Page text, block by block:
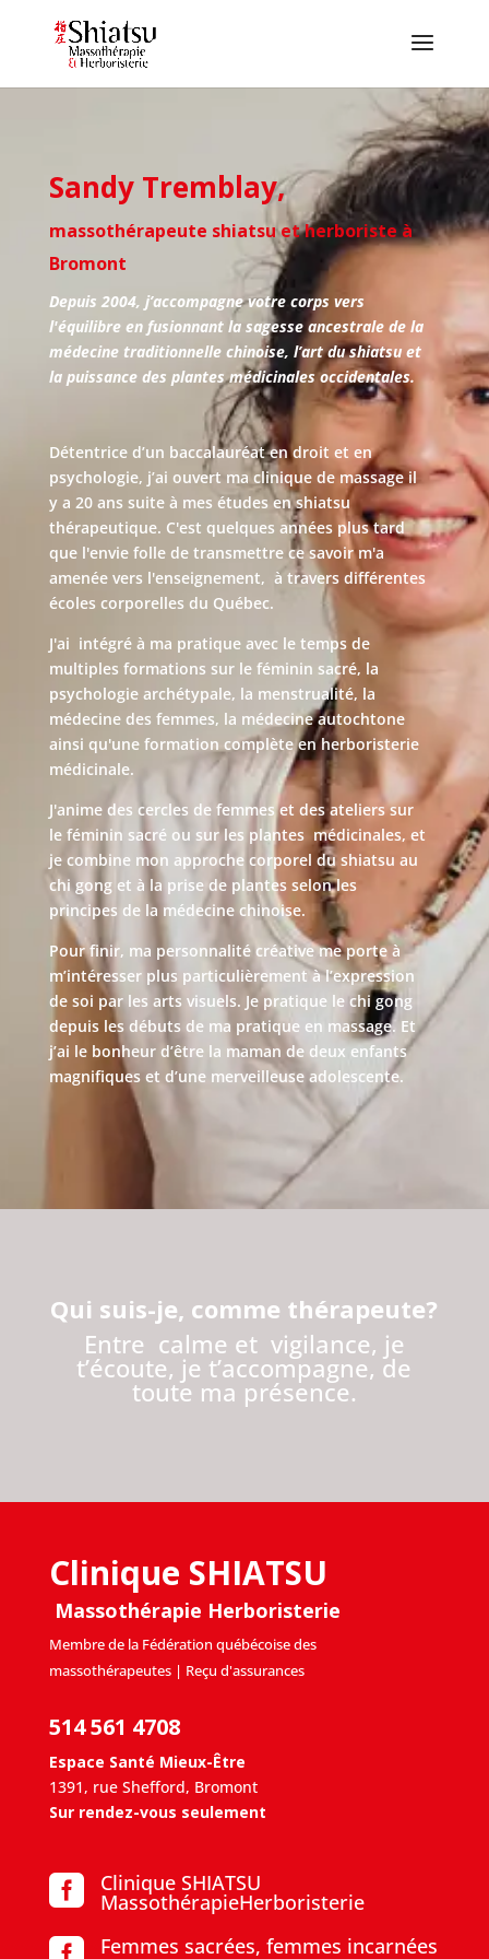
Sandy Tremblay,
massothérapeute shiatsu et herboristeà
Bromont
Depuis 2004, j’accompagne votre corps vers
l'équilibre en fusionnant la sagesse ancestrale de la
médecine traditionnelle chinoise, l’art du shiatsu et
la puissance des plantes médicinales occidentales.
Détentrice d’un baccalauréat en droit et en
psychologie, j’ai ouvert ma clinique de massage il
y a 20 ans suite à mes études en shiatsu
thérapeutique. C'est quelques années plus tard
que l'envie folle de transmettre ce savoir m'a
amenée vers l'enseignement, à travers différentes
écoles corporelles du Québec.
J'ai intégré à ma pratique avec le temps de
multiples formations sur le féminin sacré, la
psychologie archétypale, la menstrualité, la
médecine des femmes, la médecine autochtone
ainsi qu'une formation complète en herboristerie
médicinale.
J'anime des cercles de femmes et des ateliers sur
le féminin sacré ou sur les plantes médicinales, et
je combine mon approche corporel du shiatsu au
chi gong et à la prise de plantes selon les
principes de la médecine chinoise.
Pour finir, ma personnalité créative me porte à
m’intéresser plus particulièrement à l’expression
de soi par les arts visuels. Je pratique le chi gong
depuis les débuts de ma pratique en massage. Et
j’ai le bonheur d’être la maman de deux enfants
magnifiques et d’une merveilleuse adolescente.
Qui suis-je, comme thérapeute?
Entre calme et vigilance, je
t’écoute, je t’accompagne, de
toute ma présence.
Clinique SHIATSU
Massothérapie Herboristerie
Membre de la Fédération québécoise des
massothérapeutes | Reçu d'assurances
514 561 4708
Espace Santé Mieux-Être
1391, rue Shefford, Bromont
Sur rendez-vous seulement
 Clinique SHIATSU
MassothérapieHerboristerie
Femmes sacrées, femmes incarnées